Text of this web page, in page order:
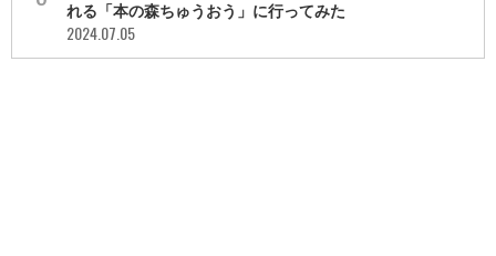
れる「本の森ちゅうおう」に行ってみた
2024.07.05